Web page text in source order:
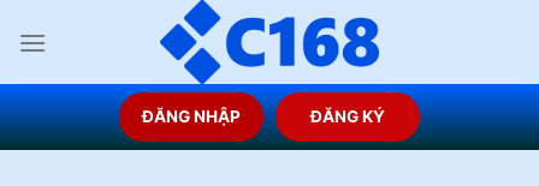
đến
dung
ĐĂNG NHẬP ĐĂNG KÝ